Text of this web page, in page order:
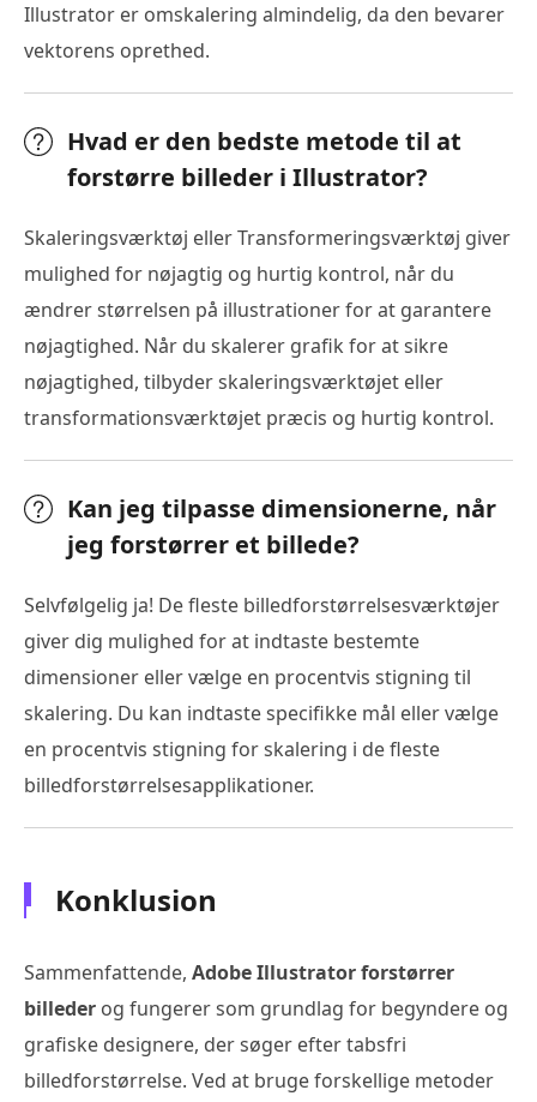
Illustrator er omskalering almindelig, da den bevarer
vektorens oprethed.
Hvad er den bedste metode til at
forstørre billeder i Illustrator?
Skaleringsværktøj eller Transformeringsværktøj giver
mulighed for nøjagtig og hurtig kontrol, når du
ændrer størrelsen på illustrationer for at garantere
nøjagtighed. Når du skalerer grafik for at sikre
nøjagtighed, tilbyder skaleringsværktøjet eller
transformationsværktøjet præcis og hurtig kontrol.
Kan jeg tilpasse dimensionerne, når
jeg forstørrer et billede?
Selvfølgelig ja! De fleste billedforstørrelsesværktøjer
giver dig mulighed for at indtaste bestemte
dimensioner eller vælge en procentvis stigning til
skalering. Du kan indtaste specifikke mål eller vælge
en procentvis stigning for skalering i de fleste
billedforstørrelsesapplikationer.
Konklusion
Sammenfattende, Adobe Illustrator forstørrer
billeder og fungerer som grundlag for begyndere og
grafiske designere, der søger efter tabsfri
billedforstørrelse. Ved at bruge forskellige metoder